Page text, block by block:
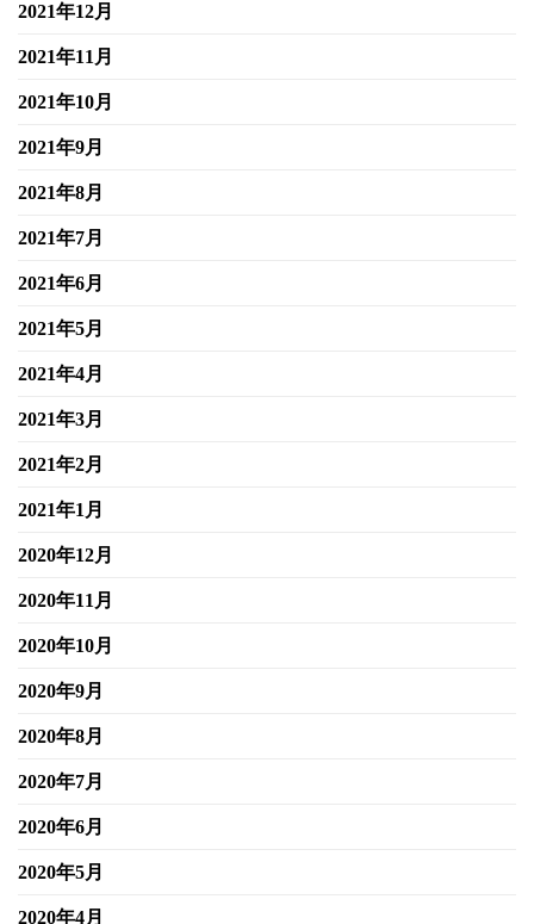
2021年12月
2021年11月
2021年10月
2021年9月
2021年8月
2021年7月
2021年6月
2021年5月
2021年4月
2021年3月
2021年2月
2021年1月
2020年12月
2020年11月
2020年10月
2020年9月
2020年8月
2020年7月
2020年6月
2020年5月
2020年4月